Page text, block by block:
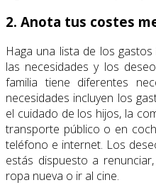
2. Anota tus costes
Haga una lista de los
las necesidades y los
familia tiene diferentes
necesidades incluyen los
el cuidado de los hijos, la
transporte público o en
teléfono e internet. Los
estás dispuesto a
ropa nueva o ir al cine.